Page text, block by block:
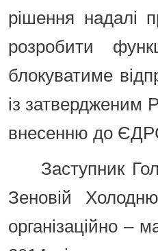
рішення надалі
розробити
блокуватиме
із затвердженим
внесенню до
Заступник
Зеновій
організаційно –